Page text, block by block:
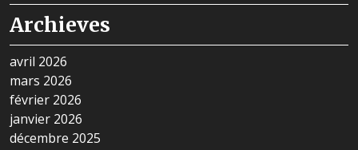
Archieves
avril 2026
mars 2026
février 2026
janvier 2026
décembre 2025